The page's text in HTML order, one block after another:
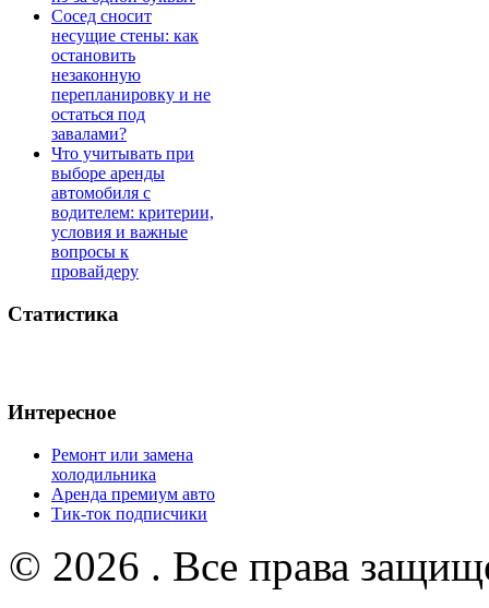
Сосед сносит
несущие стены: как
остановить
незаконную
перепланировку и не
остаться под
завалами?
Что учитывать при
выборе аренды
автомобиля с
водителем: критерии,
условия и важные
вопросы к
провайдеру
Статистика
Интересное
Ремонт или замена
холодильника
Аренда премиум авто
Тик-ток подписчики
© 2026 . Все права